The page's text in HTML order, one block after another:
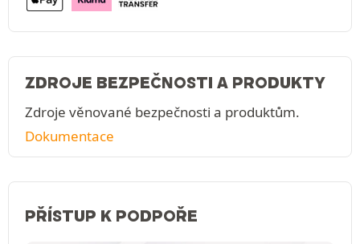
ZDROJE BEZPEČNOSTI A PRODUKTY
Zdroje věnované bezpečnosti a produktům.
Dokumentace
PŘÍSTUP K PODPOŘE